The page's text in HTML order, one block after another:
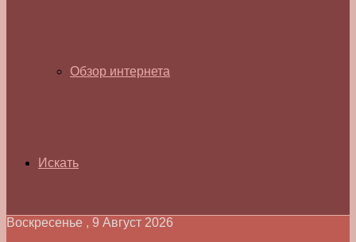
Обзор интернета
Искать
Воскресенье , 9 Август 2026